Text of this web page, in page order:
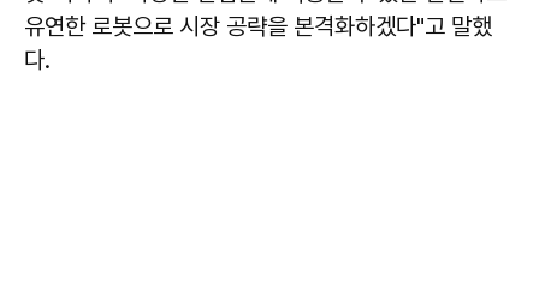
유연한 로봇으로 시장 공략을 본격화하겠다"고 말했
다.